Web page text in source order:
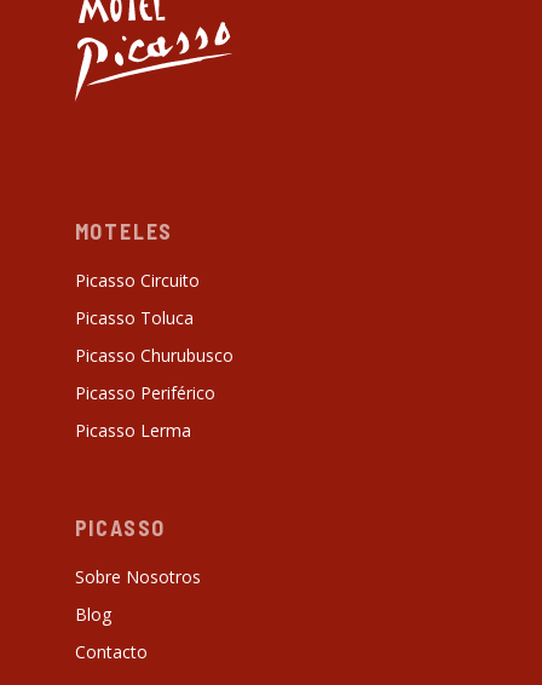
MOTELES
Picasso Circuito
Picasso Toluca
Picasso Churubusco
Picasso Periférico
Picasso Lerma
PICASSO
Sobre Nosotros
Blog
Contacto